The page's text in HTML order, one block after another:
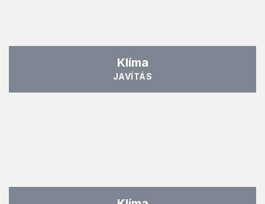
Klíma
JAVÍTÁS